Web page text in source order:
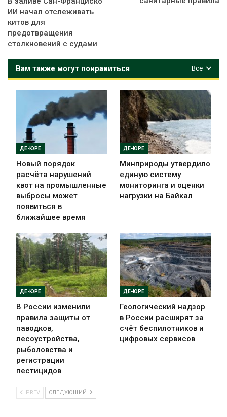
ИИ начал отслеживать
китов для
предотвращения
столкновений с судами
Все
Вам также могут понравиться
ДЕ-ЮРЕ
Новый порядок
расчёта нарушений
квот на промышленные
выбросы может
появиться в
ближайшее время
ДЕ-ЮРЕ
Минприроды утвердило
единую систему
мониторинга и оценки
нагрузки на Байкал
ДЕ-ЮРЕ
В России изменили
правила защиты от
паводков,
лесоустройства,
рыболовства и
регистрации
пестицидов
ДЕ-ЮРЕ
Геологический надзор
в России расширят за
счёт беспилотников и
цифровых сервисов
PREV СЛЕДУЮЩИЙ